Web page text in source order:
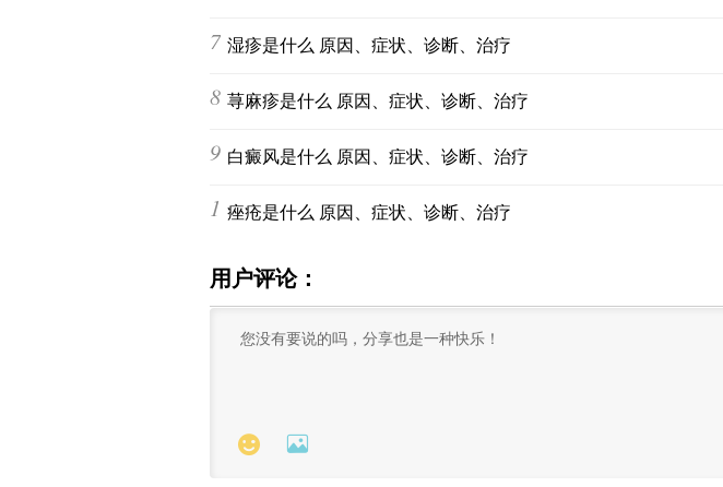
7 湿疹是什么 原因、症状、诊断、治疗
8 荨麻疹是什么 原因、症状、诊断、治疗
9 白癜风是什么 原因、症状、诊断、治疗
10痤疮是什么 原因、症状、诊断、治疗
用户评论：
 